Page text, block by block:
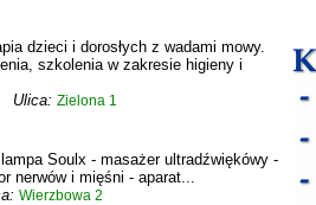
dzieci i dorosłych z wadami mowy.
szkolenia w zakresie higieny i
Ulica: Zielona 1
Soulx - masażer ultradźwiękówy -
nerwów i mięśni - aparat...
Wierzbowa 2